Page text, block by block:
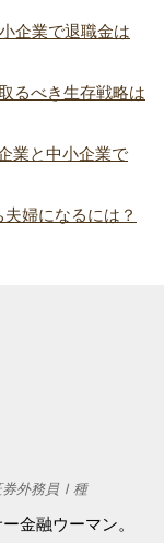
企業で退職金は
るべき生存戦略は
業と中小企業で
婦になるには？
券外務員Ⅰ種
金融ウーマン。